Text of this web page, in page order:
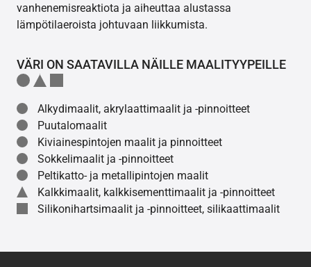
vanhenemisreaktiota ja aiheuttaa alustassa
lämpötilaeroista johtuvaan liikkumista.
VÄRI ON SAATAVILLA NÄILLE MAALITYYPEILLE
Alkydimaalit, akrylaattimaalit ja -pinnoitteet
Puutalomaalit
Kiviainespintojen maalit ja pinnoitteet
Sokkelimaalit ja -pinnoitteet
Peltikatto- ja metallipintojen maalit
Kalkkimaalit, kalkkisementtimaalit ja -pinnoitteet
Silikonihartsimaalit ja -pinnoitteet, silikaattimaalit